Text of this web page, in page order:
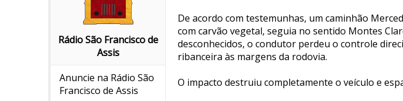
Rádio São Francisco de
Assis
Anuncie na Rádio São
Francisco de Assis
De acordo com testemunhas, um caminhão
com carvão vegetal, seguia no sentido Montes
desconhecidos, o condutor perdeu o controle
ribanceira às margens da rodovia.
O impacto destruiu completamente o veículo e